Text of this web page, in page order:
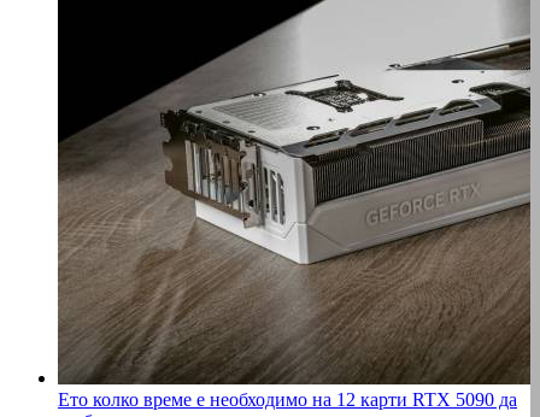
Ето колко време е необходимо на 12 карти RTX 5090 да